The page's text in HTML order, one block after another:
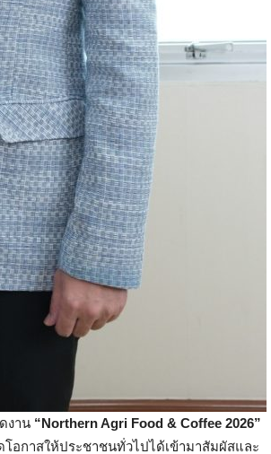
งาน “Northern Agri Food & Coffee 2026”
อกาสให้ประชาชนทั่วไปได้เข้ามาสัมผัสและ